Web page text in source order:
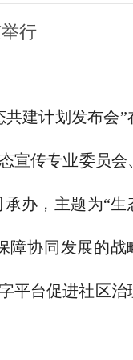
行
共建计划发布会”
宣传专业委员会
办，主题为“生
障协同发展的战
平台促进社区治